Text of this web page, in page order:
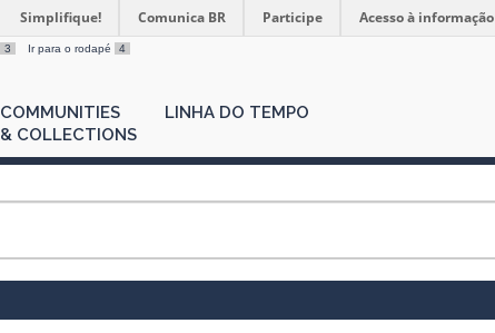
Simplifique! Comunica BR Participe Acesso à informação
3 Ir para o rodapé 4
COMMUNITIES
& COLLECTIONS
LINHA DO TEMPO